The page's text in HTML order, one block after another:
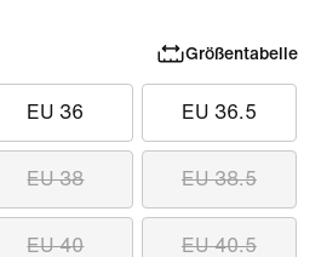
Größentabelle
EU 36 EU 36.5
EU 38 EU 38.5
EU 40 EU 40.5